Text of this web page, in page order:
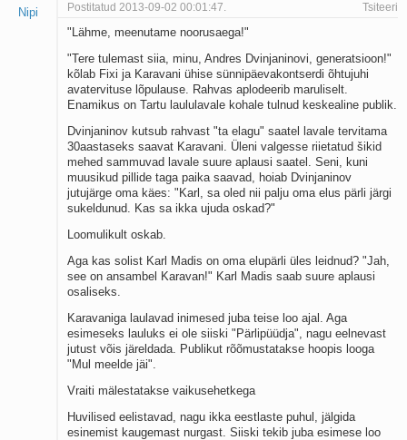
Nipi Postitatud 2013-09-02 00:01:47. Tsiteeri
"Lähme, meenutame noorusaega!"
"Tere tulemast siia, minu, Andres Dvinjaninovi, generatsioon!"
kõlab Fixi ja Karavani ühise sünnipäevakontserdi õhtujuhi
avatervituse lõpulause. Rahvas aplodeerib maruliselt.
Enamikus on Tartu laululavale kohale tulnud keskealine publik.
Dvinjaninov kutsub rahvast "ta elagu" saatel lavale tervitama
30aastaseks saavat Karavani. Üleni valgesse riietatud šikid
mehed sammuvad lavale suure aplausi saatel. Seni, kuni
muusikud pillide taga paika saavad, hoiab Dvinjaninov
jutujärge oma käes: "Karl, sa oled nii palju oma elus pärli järgi
sukeldunud. Kas sa ikka ujuda oskad?"
Loomulikult oskab.
Aga kas solist Karl Madis on oma elupärli üles leidnud? "Jah,
see on ansambel Karavan!" Karl Madis saab suure aplausi
osaliseks.
Karavaniga laulavad inimesed juba teise loo ajal. Aga
esimeseks lauluks ei ole siiski "Pärlipüüdja", nagu eelnevast
jutust võis järeldada. Publikut rõõmustatakse hoopis looga
"Mul meelde jäi".
Vraiti mälestatakse vaikusehetkega
Huvilised eelistavad, nagu ikka eestlaste puhul, jälgida
esinemist kaugemast nurgast. Siiski tekib juba esimese loo